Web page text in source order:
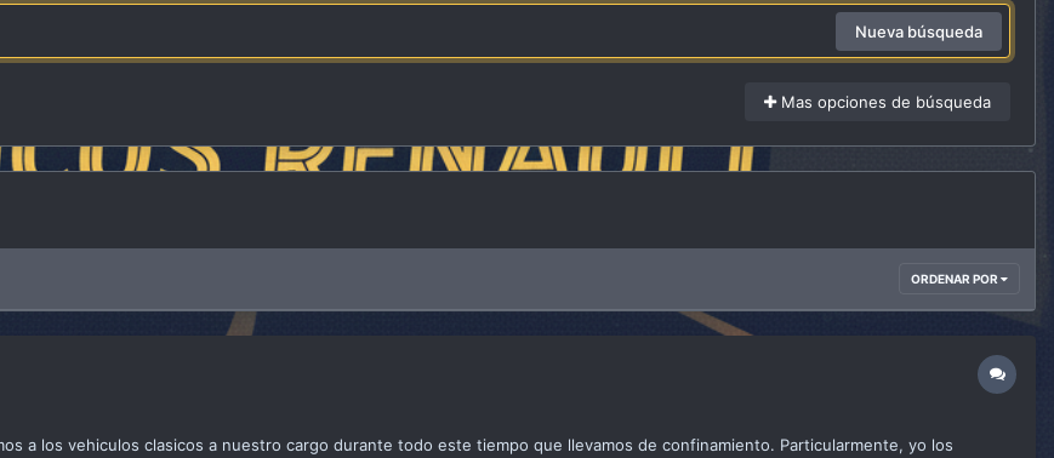
Nueva búsqueda
Mas opciones de búsqueda
ORDENAR POR
a los vehiculos clasicos a nuestro cargo durante todo este tiempo que llevamos de confinamiento. Particularmente, yo los